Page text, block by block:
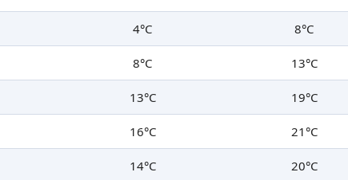
4°C 8°C
8°C 13°C
13°C 19°C
16°C 21°C
14°C 20°C